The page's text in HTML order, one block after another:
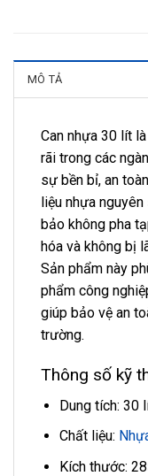
MÔ TẢ
Can nhựa 30 lít
rãi trong các
sự bền bỉ, an
liệu nhựa
bảo không pha
hóa và không bị
Sản phẩm này
phẩm công
giúp bảo vệ an
trường.
Thông số kỹ
Dung tích: 30
Chất liệu:
Kích thước: